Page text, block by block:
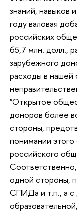
знаний, навыков
году валовая
российских
65,7 млн. долл.,
зарубежного
расходы в нашей
"Открытое
доноров более
стороны,
понимании
российского
одной стороны,
СПИДа и т.п., а с